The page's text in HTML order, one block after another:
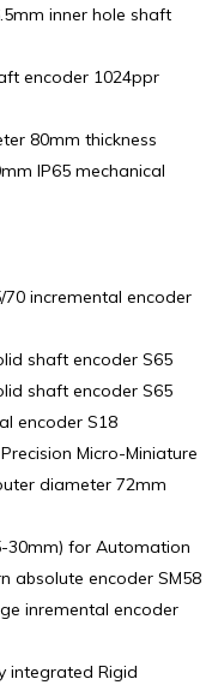
inner hole shaft
encoder 1024ppr
80mm thickness
IP65 mechanical
incremental encoder
shaft encoder S65
shaft encoder S65
encoder S18
Micro-Miniature
diameter 72mm
30mm) for Automation
absolute encoder SM58
inremental encoder
integrated Rigid